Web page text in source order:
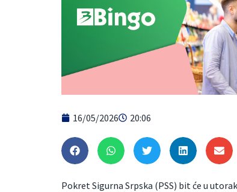
16/05/2026 20:06
Pokret Sigurna Srpska (PSS) bit će u